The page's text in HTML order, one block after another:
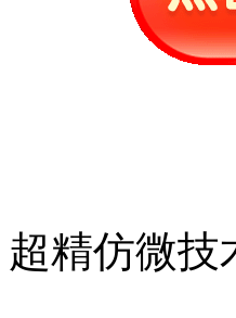
超精仿微技